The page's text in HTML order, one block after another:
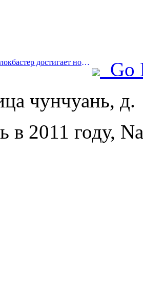
Prev:Киноотель-блокбастер достигает новых высот, занимая лидирующие позиции в сфере тематических отелей в кино
Go
чунчуань, д.
в 2011 году,